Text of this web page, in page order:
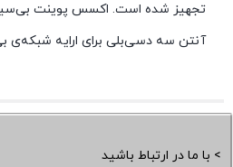
آنتن سه دسی‌بلی برای ارایه شبکه‌ی
> با ما در ارتباط باشید